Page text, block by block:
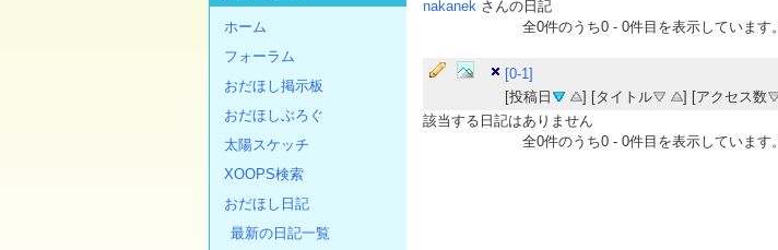
nakanek さんの日記
全0件のうち0- 0件目を表示しています。
[0-1]
[投稿日
] [タイトル ] [アクセス数
該当する日記はありません
全0件のうち0- 0件目を表示しています。
ホーム
フォーラム
おだほし掲示板
おだほしぶろぐ
太陽スケッチ
XOOPS検索
おだほし日記
最新の日記一覧